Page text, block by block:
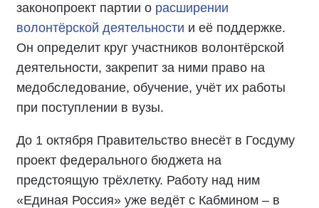
законопроект партии о расширении
волонтёрской деятельности и её поддержке.
Он определит круг участников волонтёрской
деятельности, закрепит за ними право на
медобследование, обучение, учёт их работы
при поступлении в вузы.
До 1 октября Правительство внесёт в Госдуму
проект федерального бюджета на
предстоящую трёхлетку. Работу над ним
«Единая Россия» уже ведёт с Кабмином – в